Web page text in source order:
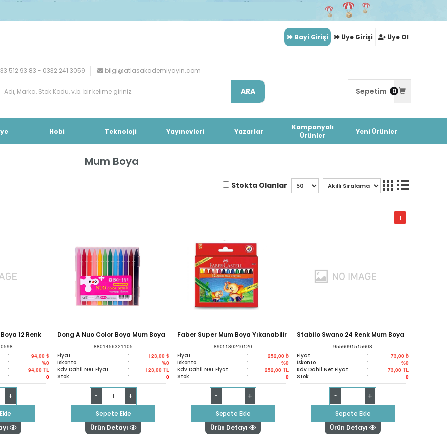
Bayi Girişi Üye Girişi Üye Ol
512 93 83 - 0332 241 3059 bilgi@atlasakademiyayin.com
ARA Sepetim 0
Hobi Teknoloji Yayınevleri Yazarlar
Kampanyalı
Ürünler
Yeni Ürünler
Mum Boya
Stokta Olanlar
1
12 Renk
: 94,00 ₺
: %0
: 94,00 TL
: 0
+
Dong A Nuo Color Boya Mum Boya
Kalemi
8801456321105
Fiyat : 123,00 ₺
İskonto : %0
Kdv Dahil Net Fiyat : 123,00 TL
Stok : 0
- +
Sepete Ekle
Ürün Detayı
Faber Super Mum Boya Yıkanabilir
12 Li Renkli 120040
8901180240120
Fiyat : 252,00 ₺
İskonto : %0
Kdv Dahil Net Fiyat : 252,00 TL
Stok : 0
- +
Sepete Ekle
Ürün Detayı
Stabilo Swano 24 Renk Mum Boya
9556091515608
Fiyat : 73,00 ₺
İskonto : %0
Kdv Dahil Net Fiyat : 73,00 TL
Stok : 0
- +
Sepete Ekle
Ürün Detayı